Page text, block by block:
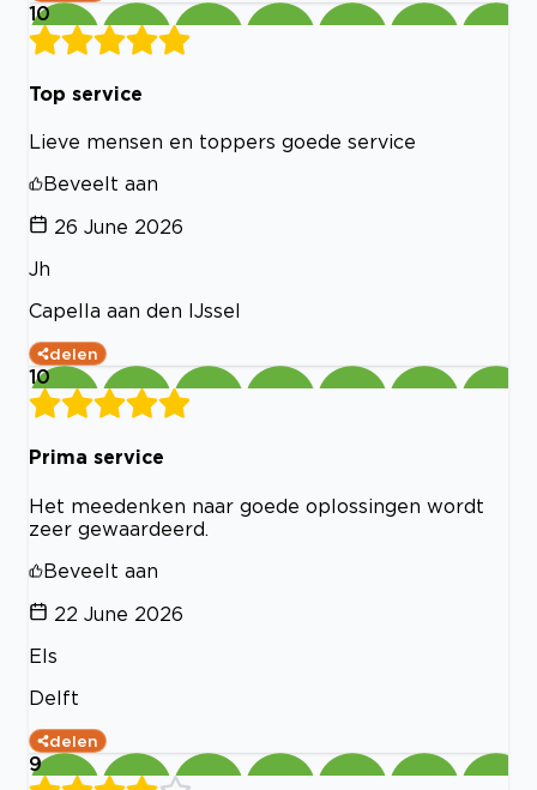
10
Top service
Lieve mensen en toppers goede service
Beveelt aan
26 June 2026
Jh
Capella aan den IJssel
delen
10
Prima service
Het meedenken naar goede oplossingen wordt
zeer gewaardeerd.
Beveelt aan
22 June 2026
Els
Delft
delen
9